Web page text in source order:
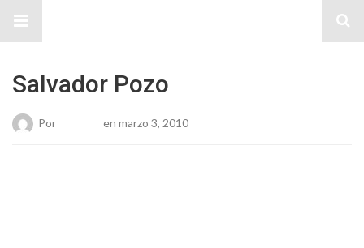
Salvador Pozo
Por en marzo 3, 2010